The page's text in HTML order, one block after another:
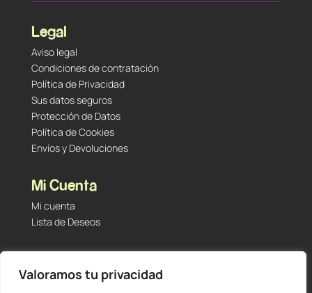
Valoramos tu privacidad
Legal
Aviso legal
Condiciones de contratación
Política de Privacidad
Sus datos seguros
Protección de Datos
Política de Cookies
Envíos y Devoluciones
Mi Cuenta
Mi cuenta
Lista de Deseos
Tu Tienda de Segunda Mano, Sambara #101 (Madrid,